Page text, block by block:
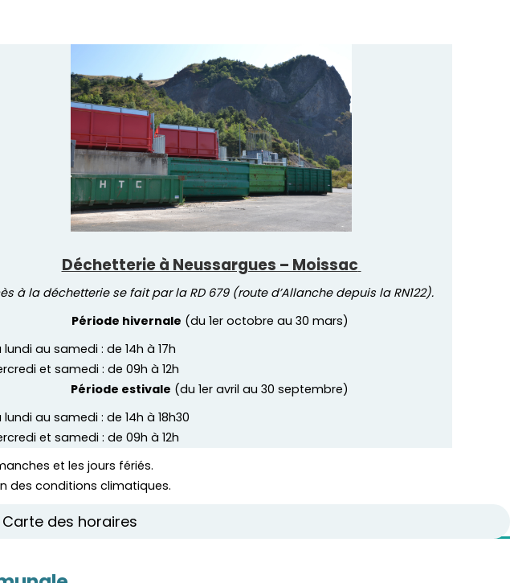
Déchetterie à Neussargues – Moissac
à la déchetterie se fait par la RD 679 (route d’Allanche depuis la RN122).
Période hivernale (du 1er octobre au 30 mars)
lundi au samedi : de 14h à 17h
et samedi : de 09h à 12h
Période estivale (du 1er avril au 30 septembre)
lundi au samedi : de 14h à 18h30
et samedi : de 09h à 12h
et les jours fériés.
des conditions climatiques.
des horaires